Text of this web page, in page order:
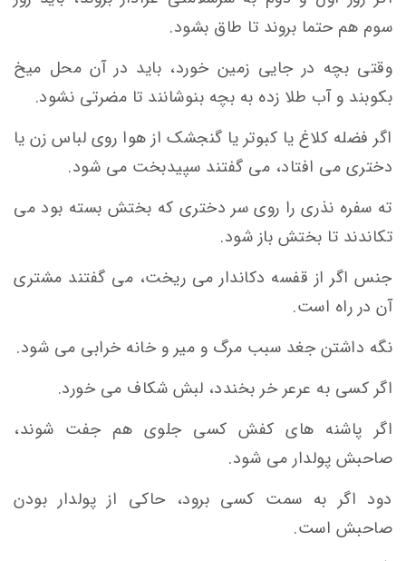
سوم هم حتما بروند تا طاق بشود.
وقتی بچه در جایی زمین خورد، باید در آن محل میخ
بکوبند و آب طلا زده به بچه بنوشانند تا مضرتی نشود.
اگر فضله کلاغ یا کبوتر یا گنجشک از هوا روی لباس زن یا
دختری می افتاد، می گفتند سپیدبخت می شود.
ته سفره نذری را روی سر دختری که بختش بسته بود می
تکاندند تا بختش باز شود.
جنس اگر از قفسه دکاندار می ریخت، می گفتند مشتری
آن در راه است.
نگه داشتن جغد سبب مرگ و میر و خانه خرابی می شود.
اگر کسی به عرعر خر بخندد، لبش شکاف می خورد.
اگر پاشنه های کفش کسی جلوی هم جفت شوند،
صاحبش پولدار می شود.
دود اگر به سمت کسی برود، حاکی از پولدار بودن
صاحبش است.